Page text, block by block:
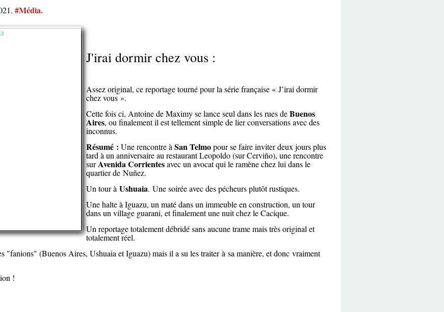
#Média.
J'irai dormir chez vous :
Assez original, ce reportage tourné pour la série française « J’irai dormir
chez vous ».
Cette fois ci, Antoine de Maximy se lance seul dans les rues deBuenos
Aires, ou finalement il est tellement simple de lier conversations avec des
inconnus.
Résumé : Une rencontre àSan Telmopour se faire inviter deux jours plus
tard à un anniversaire au restaurant Leopoldo (sur Cerviño), une rencontre
surAvenida Corrientesavec un avocat qui le ramène chez lui dans le
quartier de Nuñez.
Un tour à Ushuaia. Une soirée avec des pécheurs plutôt rustiques.
Une halte à Iguazu, un maté dans un immeuble en construction, un tour
dans un village guarani, et finalement une nuit chez le Cacique.
Un reportage totalement débridé sans aucune trame mais très original et
totalement réel.
"fanions" (Buenos Aires, Ushuaia et Iguazu) mais il a su les traiter à sa manière, et donc vraiment
!